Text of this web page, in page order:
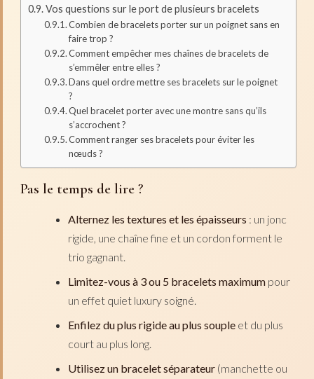
Vos questions sur le port de plusieurs bracelets
Combien de bracelets porter sur un poignet sans en
faire trop ?
Comment empêcher mes chaînes de bracelets de
s’emmêler entre elles ?
Dans quel ordre mettre ses bracelets sur le poignet
?
Quel bracelet porter avec une montre sans qu’ils
s’accrochent ?
Comment ranger ses bracelets pour éviter les
nœuds ?
Pas le temps de lire ?
Alternez les textures et les épaisseurs : un jonc
rigide, une chaîne fine et un cordon forment le
trio gagnant.
Limitez-vous à 3 ou 5 bracelets maximum pour
un effet quiet luxury soigné.
Enfilez du plus rigide au plus souple et du plus
court au plus long.
Utilisez un bracelet séparateur (manchette ou